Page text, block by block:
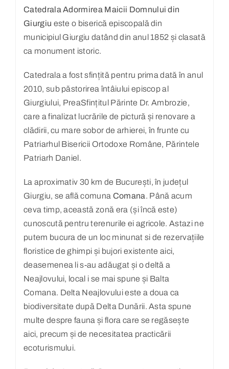
Catedrala Adormirea Maicii Domnului din
Giurgiu este o biserică episcopală din
municipiul Giurgiu datând din anul 1852 și clasată
ca monument istoric.
Catedrala a fost sfințită pentru prima dată în anul
2010, sub păstorirea întâiului episcop al
Giurgiului, PreaSfințitul Părinte Dr. Ambrozie,
care a finalizat lucrările de pictură și renovare a
clădirii, cu mare sobor de arhierei, în frunte cu
Patriarhul Bisericii Ortodoxe Române, Părintele
Patriarh Daniel.
La aproximativ 30 km de București, în județul
Giurgiu, se află comuna Comana. Până acum
ceva timp, această zonă era (și încă este)
cunoscută pentru terenurile ei agricole. Astazi ne
putem bucura de un loc minunat si de rezervațiile
floristice de ghimpi și bujori existente aici,
deasemenea li s-au adăugat și o deltă a
Neajlovului, local i se mai spune și Balta
Comana. Delta Neajlovului este a doua ca
biodiversitate după Delta Dunării. Asta spune
multe despre fauna și flora care se regăsește
aici, precum și de necesitatea practicării
ecoturismului.